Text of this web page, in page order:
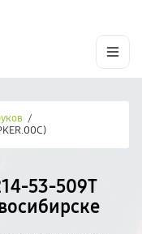
/
53-509T